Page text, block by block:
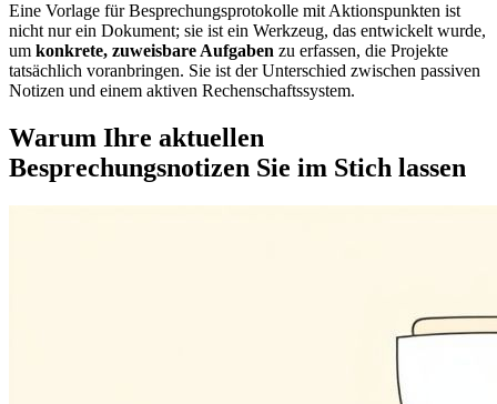
Eine Vorlage für Besprechungsprotokolle mit Aktionspunkten ist
nicht nur ein Dokument; sie ist ein Werkzeug, das entwickelt wurde,
um konkrete, zuweisbare Aufgaben zu erfassen, die Projekte
tatsächlich voranbringen. Sie ist der Unterschied zwischen passiven
Notizen und einem aktiven Rechenschaftssystem.
Warum Ihre aktuellen
Besprechungsnotizen Sie im Stich lassen